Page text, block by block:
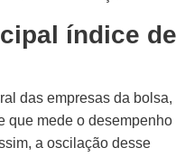
índice de
das empresas da bolsa,
que mede o desempenho
a oscilação desse